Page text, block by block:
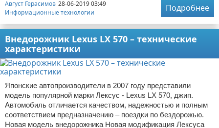
Август Герасимов 28-06-2019 03:49
Информационные технологии
Подробнее
Внедорожник Lexus LX 570 – технические
характеристики
Японские автопроизводители в 2007 году представили
модель популярной марки Лексус - Lexus LX 570, джип.
Автомобиль отличается качеством, надежностью и полным
соответствием предназначению – поездки по бездорожью.
Новая модель внедорожника Новая модификация Лексуса